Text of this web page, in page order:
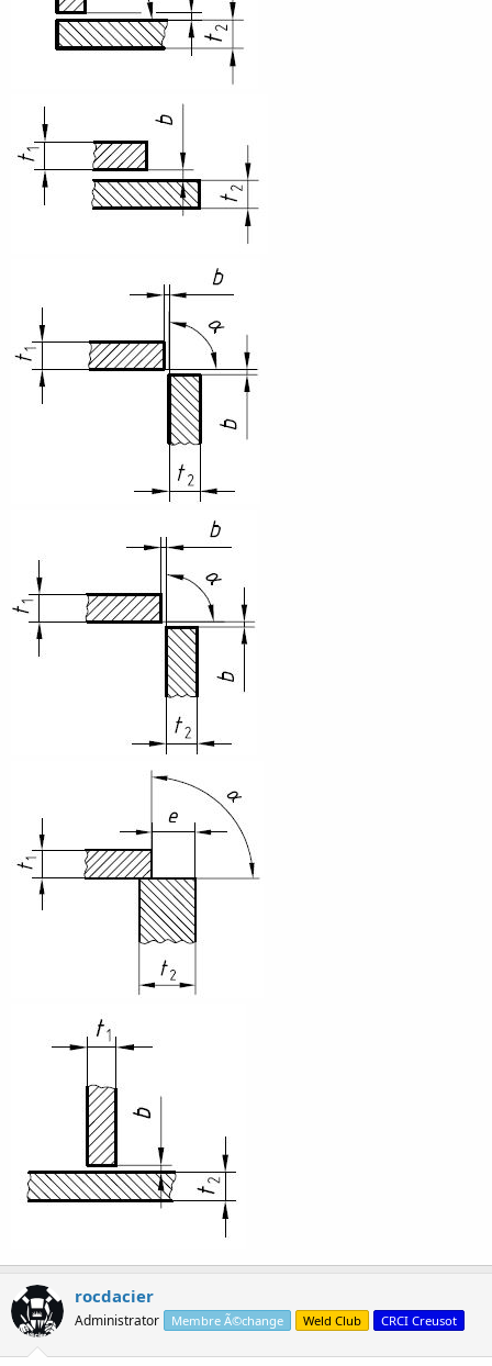
rocdacier
Administrator Membre Ã©change Weld Club CRCI Creusot